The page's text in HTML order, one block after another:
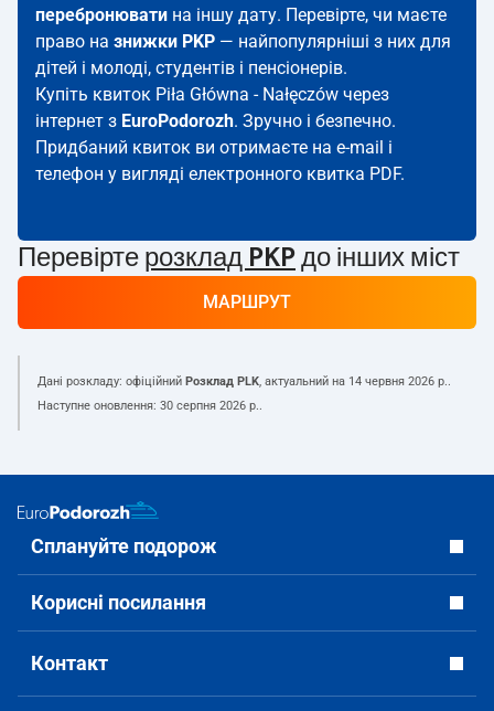
перебронювати на іншу дату. Перевірте, чи маєте
право на знижки PKP — найпопулярніші з них для
дітей і молоді, студентів і пенсіонерів.
Купіть квиток Piła Główna - Nałęczów через
інтернет з EuroPodorozh. Зручно і безпечно.
Придбаний квиток ви отримаєте на e-mail і
телефон у вигляді електронного квитка PDF.
Перевірте розклад PKP до інших міст
МАРШРУТ
Дані розкладу: офіційний Розклад PLK, актуальний на 14 червня 2026 р..
Наступне оновлення: 30 серпня 2026 р..
Сплануйте подорож
Корисні посилання
Контакт